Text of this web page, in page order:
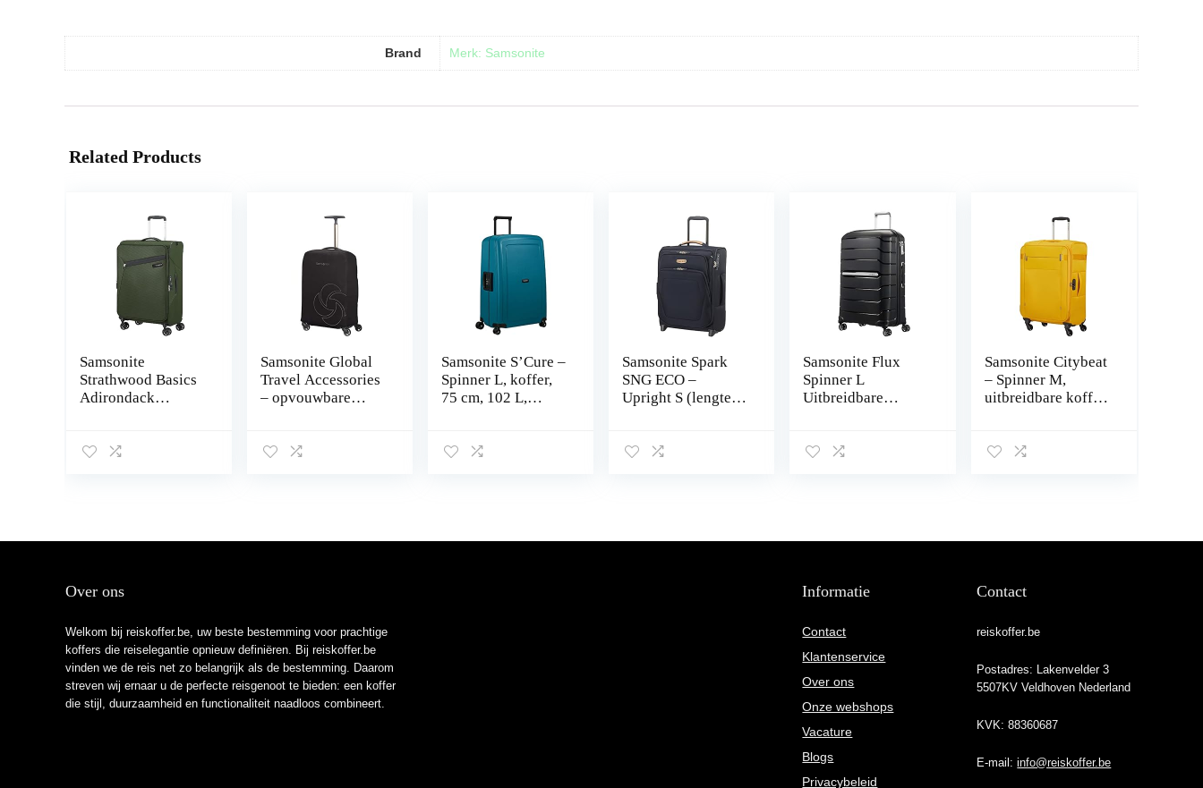
Brand Merk: Samsonite
Related Products
Samsonite
Strathwood Basics
Adirondack
(66cm – 24 L),
Samsonite Global
Travel Accessories
– opvouwbare
Samsonite S’Cure –
Spinner L, koffer,
75 cm, 102 L,
(Petrol Blue), L (75
Samsonite Spark
SNG ECO –
Upright S (lengte:
handbagage, 55
Samsonite Flux
Spinner L
Uitbreidbare
Samsonite Citybeat
– Spinner M,
uitbreidbare koffer,
Yellow), geel
Over ons
Welkom bij reiskoffer.be, uw beste bestemming voor prachtige
koffers die reiselegantie opnieuw definiëren. Bij reiskoffer.be
vinden we de reis net zo belangrijk als de bestemming. Daarom
streven wij ernaar u de perfecte reisgenoot te bieden: een koffer
die stijl, duurzaamheid en functionaliteit naadloos combineert.
Informatie
Contact
Klantenservice
Over ons
Onze webshops
Vacature
Blogs
Privacybeleid
Contact
reiskoffer.be
Postadres: Lakenvelder 3
5507KV Veldhoven Nederland
KVK: 88360687
E-mail:info@reiskoffer.be